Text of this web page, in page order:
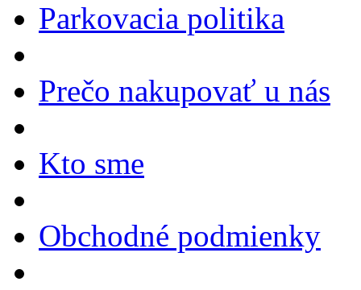
Parkovacia politika
Prečo nakupovať u nás
Kto sme
Obchodné podmienky